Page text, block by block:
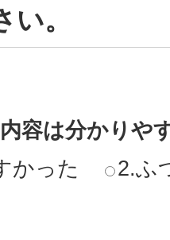
。
容は分かりや
かった
2.ふ